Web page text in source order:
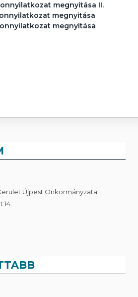
megnyitása II.
megnyitása
megnyitása
Újpest Önkormányzata
14.